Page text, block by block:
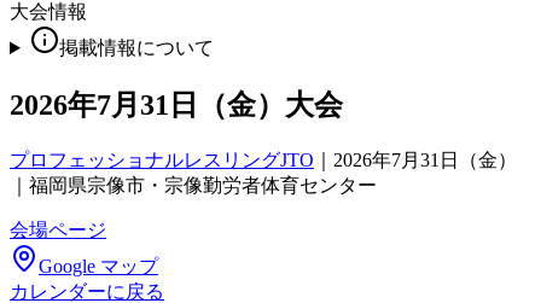
大会情報
掲載情報について
2026年7月31日（金）大会
プロフェッショナルレスリングJTO
2026年7月31日（金）
｜福岡県宗像市・宗像勤労者体育センター
会場ページ
Google マップ
カレンダーに戻る